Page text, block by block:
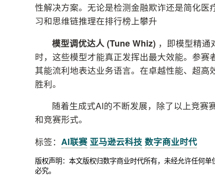
性解决方案。无论是检测金融欺诈还是简化
习和思维链推理在排行榜上攀升
模型调优达人 (Tune Whiz) ，即模型精通
时，这些模型才能真正发挥出最大效能。参
其能流利地表达业务语言。在卓越性能、超
胜利。
随着生成式AI的不断发展，除了以上竞赛赛
和竞赛形式。
标签： AI联赛 亚马逊云科技 数字商业时代
版权声明：本文版权归数字商业时代所有，未经允许任何
必究。